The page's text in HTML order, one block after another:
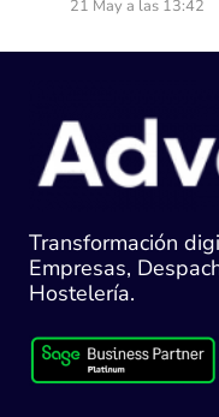
21 May a las 13:42
Transformación
Empresas,
Hostelería.